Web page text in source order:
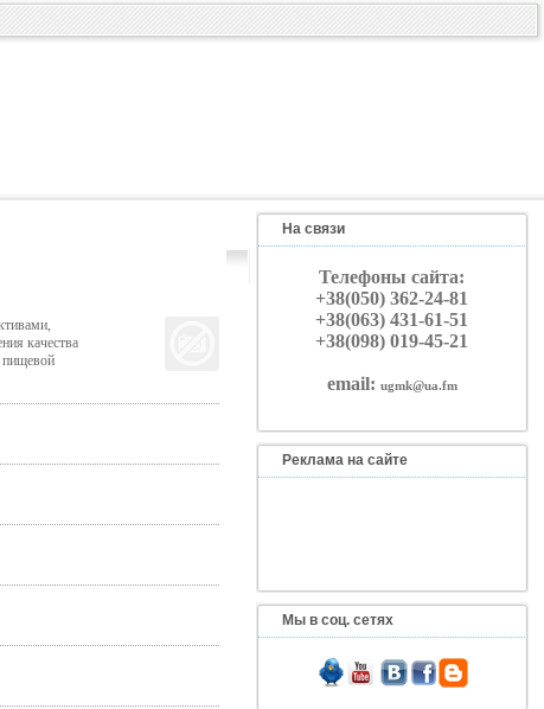
качества
пищевой
На связи
Телефоны сайта:
+38(050) 362-24-81
+38(063) 431-61-51
+38(098) 019-45-21
email: ugmk@ua.fm
Реклама на сайте
Мы в соц. сетях